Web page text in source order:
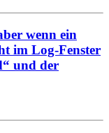
wenn ein
im Log-Fenster
und der